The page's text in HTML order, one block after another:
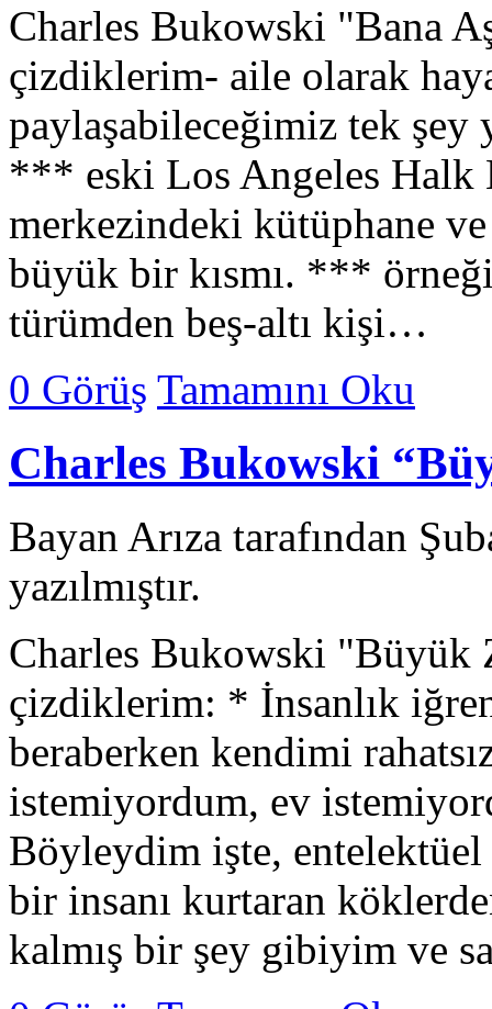
Charles Bukowski "Bana
çizdiklerim- aile olarak
paylaşabileceğimiz tek şey
*** eski Los Angeles Halk
merkezindeki kütüphane
büyük bir kısmı. ***
türümden beş-altı kişi…
0 Görüş Tamamını Oku
Charles Bukowski
Bayan Arıza tarafından
yazılmıştır.
Charles Bukowski "Büyük
çizdiklerim: * İnsanlık
beraberken kendimi
istemiyordum, ev
Böyleydim işte,
bir insanı kurtaran
kalmış bir şey gibiyim ve